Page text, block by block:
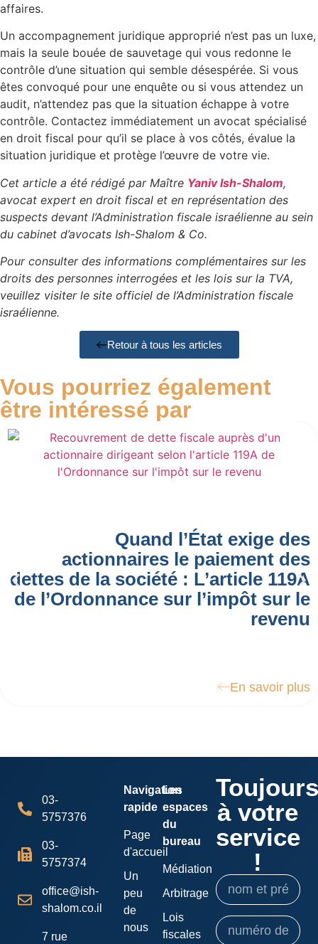
affaires.
Un accompagnement juridique approprié n’est pas un luxe,
mais la seule bouée de sauvetage qui vous redonne le
contrôle d’une situation qui semble désespérée. Si vous
êtes convoqué pour une enquête ou si vous attendez un
audit, n’attendez pas que la situation échappe à votre
contrôle. Contactez immédiatement un avocat spécialisé
en droit fiscal pour qu’il se place à vos côtés, évalue la
situation juridique et protège l’œuvre de votre vie.
Cet article a été rédigé par Maître Yaniv Ish-Shalom,
avocat expert en droit fiscal et en représentation des
suspects devant l’Administration fiscale israélienne au sein
du cabinet d’avocats Ish-Shalom & Co.
Pour consulter des informations complémentaires sur les
droits des personnes interrogées et les lois sur la TVA,
veuillez visiter le site officiel de l’Administration fiscale
israélienne.
Retour à tous les articles
Vous pourriez également
être intéressé par
Quand l’État exige des
actionnaires le paiement des
dettes de la société : L’article 119A
de l’Ordonnance sur l’impôt sur le
revenu
En savoir plus
03-
5757376
03-
5757374
office@ish-
shalom.co.il
7 rue
Navigation
rapide
Page
d'accueil
Un
peu
de
nous
Les
espaces
du
bureau
Médiation
Arbitrage
Lois
fiscales
Toujours
à votre
service
!